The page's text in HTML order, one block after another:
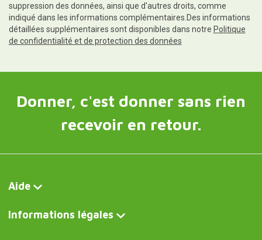
suppression des données, ainsi que d'autres droits, comme
indiqué dans les informations complémentaires.Des informations
détaillées supplémentaires sont disponibles dans notre Politique
de confidentialité et de protection des données
Donner, c'est donner sans rien
recevoir en retour.
Aide
Informations légales